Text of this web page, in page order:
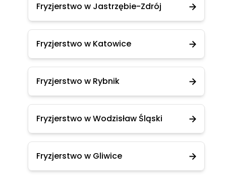
Fryzjerstwo w Jastrzębie-Zdrój
Fryzjerstwo w Katowice
Fryzjerstwo w Rybnik
Fryzjerstwo w Wodzisław Śląski
Fryzjerstwo w Gliwice